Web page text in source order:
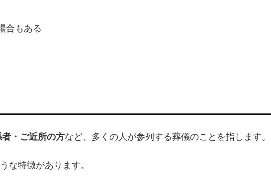
合もある
・ご近所の方など、多くの人が参列する葬儀のことを指します。
な特徴があります。